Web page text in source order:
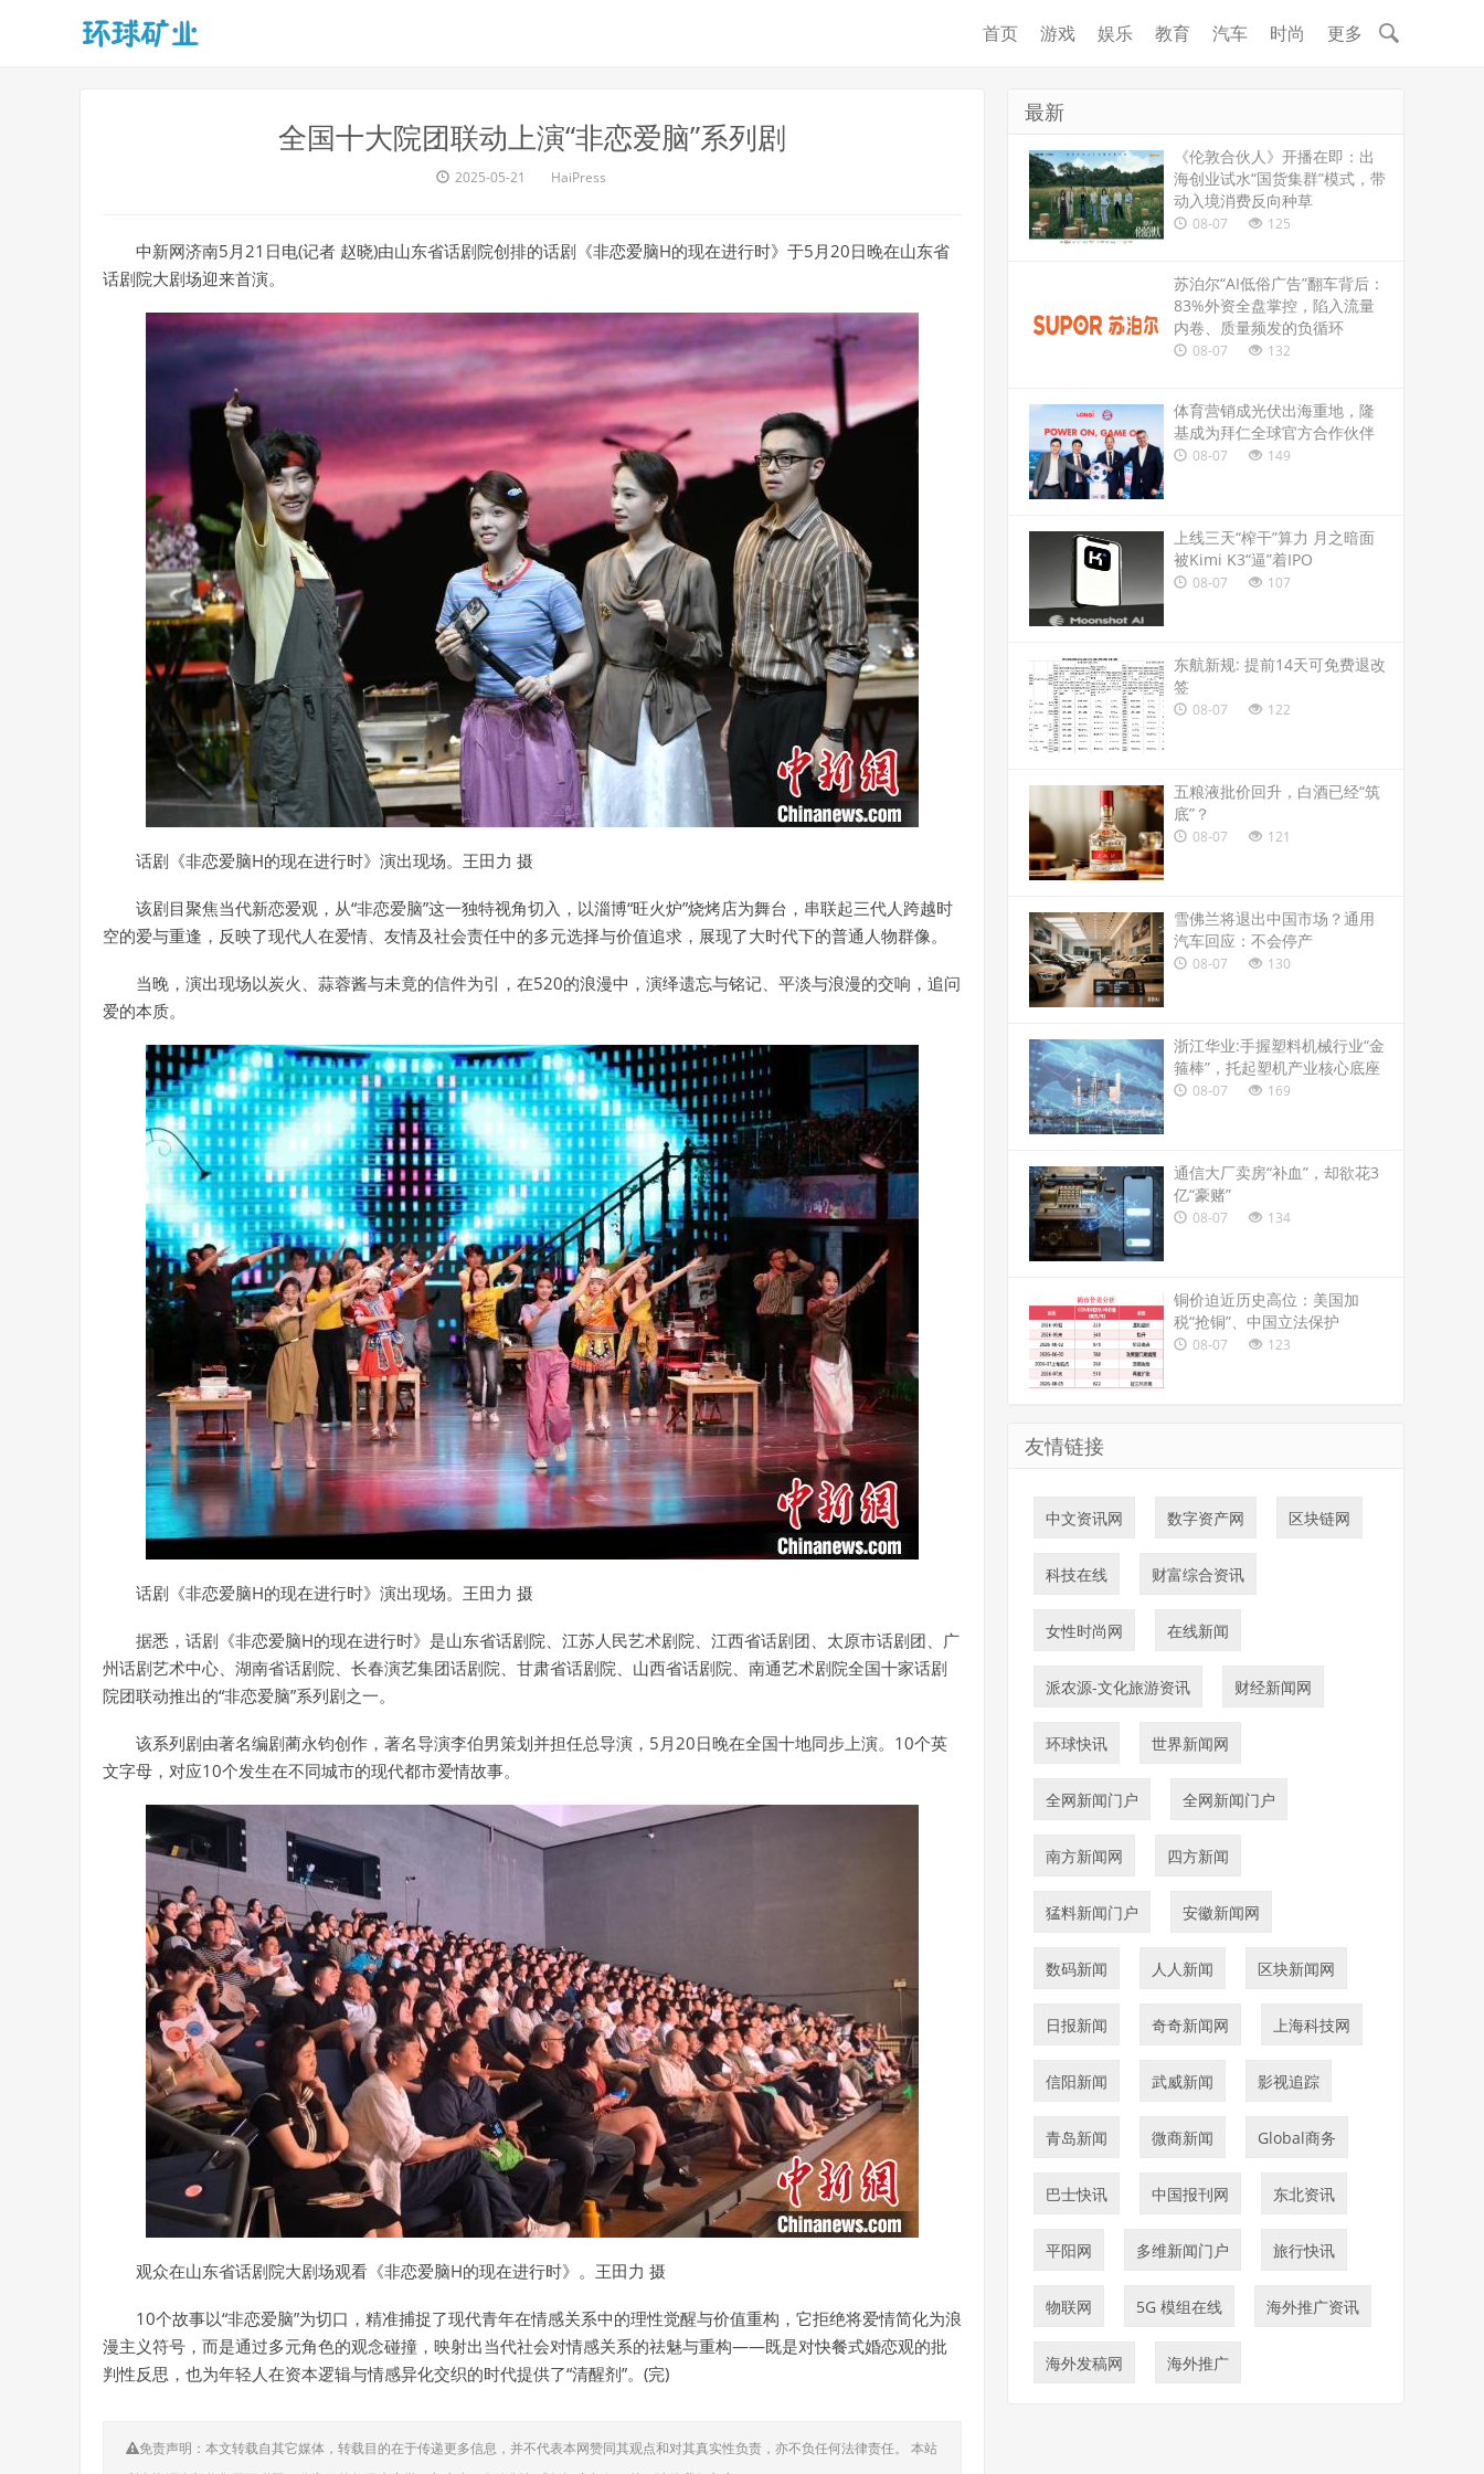
首页 游戏 娱乐 教育 汽车 时尚 更多
全国十大院团联动上演“非恋爱脑”系列剧
2025-05-21 HaiPress
中新网济南5月21日电(记者 赵晓)由山东省话剧院创排的话剧《非恋爱脑H的现在进行时》于5月20日晚在山东省
话剧院大剧场迎来首演。
话剧《非恋爱脑H的现在进行时》演出现场。王田力 摄
该剧目聚焦当代新恋爱观，从“非恋爱脑”这一独特视角切入，以淄博“旺火炉”烧烤店为舞台，串联起三代人跨越时
空的爱与重逢，反映了现代人在爱情、友情及社会责任中的多元选择与价值追求，展现了大时代下的普通人物群像。
当晚，演出现场以炭火、蒜蓉酱与未竟的信件为引，在520的浪漫中，演绎遗忘与铭记、平淡与浪漫的交响，追问
爱的本质。
话剧《非恋爱脑H的现在进行时》演出现场。王田力 摄
据悉，话剧《非恋爱脑H的现在进行时》是山东省话剧院、江苏人民艺术剧院、江西省话剧团、太原市话剧团、广
州话剧艺术中心、湖南省话剧院、长春演艺集团话剧院、甘肃省话剧院、山西省话剧院、南通艺术剧院全国十家话剧
院团联动推出的“非恋爱脑”系列剧之一。
该系列剧由著名编剧蔺永钧创作，著名导演李伯男策划并担任总导演，5月20日晚在全国十地同步上演。10个英
文字母，对应10个发生在不同城市的现代都市爱情故事。
观众在山东省话剧院大剧场观看《非恋爱脑H的现在进行时》。王田力 摄
10个故事以“非恋爱脑”为切口，精准捕捉了现代青年在情感关系中的理性觉醒与价值重构，它拒绝将爱情简化为浪
漫主义符号，而是通过多元角色的观念碰撞，映射出当代社会对情感关系的祛魅与重构——既是对快餐式婚恋观的批
判性反思，也为年轻人在资本逻辑与情感异化交织的时代提供了“清醒剂”。(完)
免责声明：本文转载自其它媒体，转载目的在于传递更多信息，并不代表本网赞同其观点和对其真实性负责，亦不负任何法律责任。 本站
最新
《伦敦合伙人》开播在即：出
海创业试水“国货集群”模式，带
动入境消费反向种草
08-07 125
苏泊尔“AI低俗广告”翻车背后：
83%外资全盘掌控，陷入流量
内卷、质量频发的负循环
08-07 132
体育营销成光伏出海重地，隆
基成为拜仁全球官方合作伙伴
08-07 149
上线三天“榨干”算力 月之暗面
被Kimi K3“逼”着IPO
08-07 107
东航新规: 提前14天可免费退改
签
08-07 122
五粮液批价回升，白酒已经“筑
底”？
08-07 121
雪佛兰将退出中国市场？通用
汽车回应：不会停产
08-07 130
浙江华业:手握塑料机械行业“金
箍棒”，托起塑机产业核心底座
08-07 169
通信大厂卖房“补血”，却欲花3
亿“豪赌”
08-07 134
铜价迫近历史高位：美国加
税“抢铜”、中国立法保护
08-07 123
友情链接
中文资讯网 数字资产网 区块链网
科技在线 财富综合资讯
女性时尚网 在线新闻
派农源-文化旅游资讯 财经新闻网
环球快讯 世界新闻网
全网新闻门户 全网新闻门户
南方新闻网 四方新闻
猛料新闻门户 安徽新闻网
数码新闻 人人新闻 区块新闻网
日报新闻 奇奇新闻网 上海科技网
信阳新闻 武威新闻 影视追踪
青岛新闻 微商新闻 Global商务
巴士快讯 中国报刊网 东北资讯
平阳网 多维新闻门户 旅行快讯
物联网 5G 模组在线 海外推广资讯
海外发稿网 海外推广